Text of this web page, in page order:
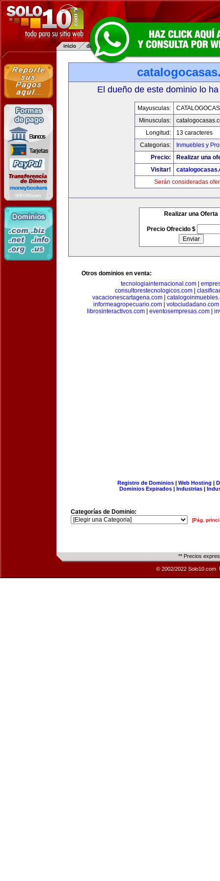
El dueño de este dominio lo
Mayusculas:
Minusculas:
Longitud:
13 caracteres
Categorias:
Inmuebles y
Precio:
Realizar una
Visitar!
Serán consideradas
Realizar una Oferta
Precio Ofrecido $
Otros dominios en venta:
tecnologiainternacional.com|
consultorestecnologicos.com
vacacionescartagena.com
informeagropecuario.com| votociudadano.com
librosinteractivos.com| eventosempresas.com|
Registro de Dominios| Web Hosting |
Dominios Expirados | Industrias |
Categorías de Dominio:
[Pág.
** Precios
© 2002/2022 Solo10.com